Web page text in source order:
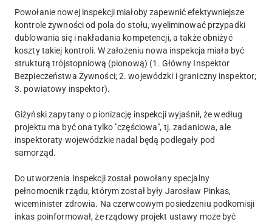
Powołanie nowej inspekcji miałoby zapewnić efektywniejsze
kontrole żywności od pola do stołu, wyeliminować przypadki
dublowania się i nakładania kompetencji, a także obniżyć
koszty takiej kontroli. W założeniu nowa inspekcja miała być
strukturą trójstopniową (pionową) (1. Główny Inspektor
Bezpieczeństwa Żywności; 2. wojewódzki i graniczny inspektor;
3. powiatowy inspektor).
Giżyński zapytany o pionizację inspekcji wyjaśnił, że według
projektu ma być ona tylko "częściowa", tj. zadaniowa, ale
inspektoraty wojewódzkie nadal będą podlegały pod
samorząd.
Do utworzenia Inspekcji został powołany specjalny
pełnomocnik rządu, którym został były Jarosław Pinkas,
wiceminister zdrowia. Na czerwcowym posiedzeniu podkomisji
inkas poinformował, że rządowy projekt ustawy może być